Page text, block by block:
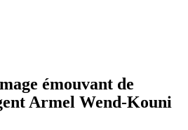
émouvant de
Armel Wend-Kouni